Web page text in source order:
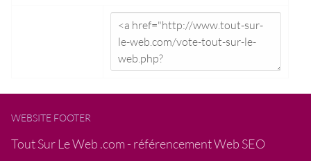
WEBSITE FOOTER
Tout Sur Le Web .com - référencement Web SEO